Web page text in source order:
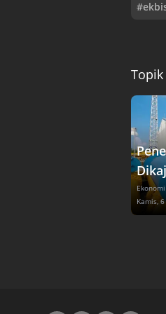
#
Ekonomi
Kamis,